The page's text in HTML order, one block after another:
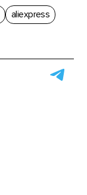
aliexpress